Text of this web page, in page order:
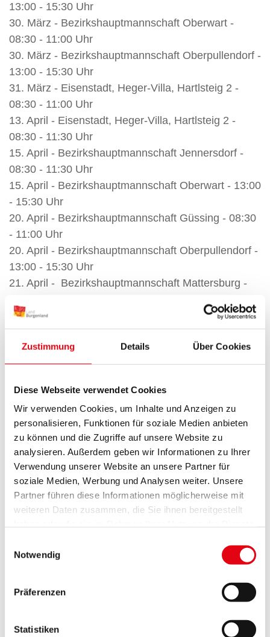
Zustimmung Details Über Cookies
Diese Webseite verwendet Cookies
Wir verwenden Cookies, um Inhalte und Anzeigen zu
personalisieren, Funktionen für soziale Medien anbieten
zu können und die Zugriffe auf unsere Website zu
analysieren. Außerdem geben wir Informationen zu Ihrer
Verwendung unserer Website an unsere Partner für
soziale Medien, Werbung und Analysen weiter. Unsere
Partner führen diese Informationen möglicherweise mit
weiteren Daten zusammen, die Sie ihnen bereitgestellt
Notwendig
Präferenzen
Statistiken
13:00 - 15:30 Uhr
30. März - Bezirkshauptmannschaft Oberwart -
08:30 - 11:00 Uhr
30. März - Bezirkshauptmannschaft Oberpullendorf -
13:00 - 15:30 Uhr
31. März - Eisenstadt, Heger-Villa, Hartlsteig 2 -
08:30 - 11:00 Uhr
13. April - Eisenstadt, Heger-Villa, Hartlsteig 2 -
08:30 - 11:30 Uhr
15. April - Bezirkshauptmannschaft Jennersdorf -
08:30 - 11:30 Uhr
15. April - Bezirkshauptmannschaft Oberwart - 13:00
- 15:30 Uhr
20. April - Bezirkshauptmannschaft Güssing - 08:30
- 11:00 Uhr
20. April - Bezirkshauptmannschaft Oberpullendorf -
13:00 - 15:30 Uhr
21. April - Bezirkshauptmannschaft Mattersburg -
21. April - Heger Villa Eisenstadt, Hartlsteig 2 -
13:00 - 15:30 Uhr
11. Mai - Bezirkshauptmannschaft Jennersdorf 8:30
- 11:00 Uhr
15:30 Uhr
19. Mai - Bezirkshauptmannschaft Oberwart - 8:30 -
11:00 Uhr
19. Mai - Bezirkshauptmannschaft Mattersburg -
13:00 - 15:30 Uhr
3. Juni - Bezirkshauptmannschaft Jennersdorf 8:30 -
11:00 Uhr
11. Juni - Bezirkshauptmannschaft Mattersburg 8:30
- 11:00 Uhr
Um einen reibungslosen Ablauf gewährleisten zu
können, ist eine vorherige Terminvereinbarung unter
post.pensionisten(at)bgld.gv.at
Mit der Schaffung der Pensionistenombudsstelle